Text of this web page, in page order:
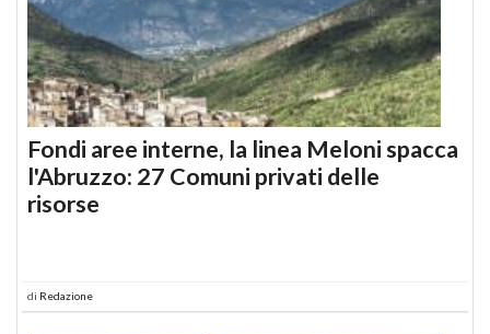
Fondi aree interne, la linea Meloni spacca
l'Abruzzo: 27 Comuni privati delle
risorse
di Redazione